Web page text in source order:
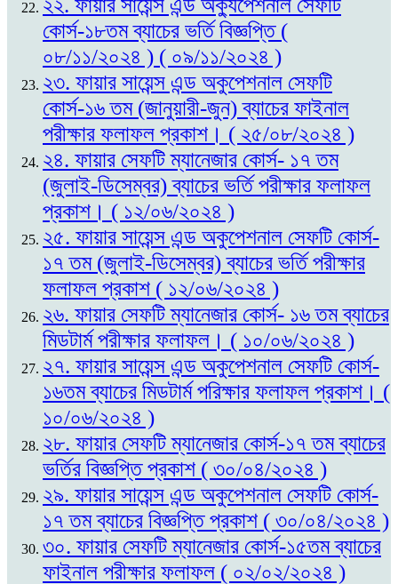
কোর্স-১৮তম ব্যাচের ভর্তি বিজ্ঞপ্তি (
০৮/১১/২০২৪ ) ( ০৯/১১/২০২৪ )
২৩. ফায়ার সায়েন্স এন্ড অকুপেশনাল সেফটি
কোর্স-১৬ তম (জানুয়ারী-জুন) ব্যাচের ফাইনাল
পরীক্ষার ফলাফল প্রকাশ। ( ২৫/০৮/২০২৪ )
২৪. ফায়ার সেফটি ম্যানেজার কোর্স- ১৭ তম
(জুলাই-ডিসেম্বর) ব্যাচের ভর্তি পরীক্ষার ফলাফল
প্রকাশ। ( ১২/০৬/২০২৪ )
২৫. ফায়ার সায়েন্স এন্ড অকুপেশনাল সেফটি কোর্স-
১৭ তম (জুলাই-ডিসেম্বর) ব্যাচের ভর্তি পরীক্ষার
ফলাফল প্রকাশ ( ১২/০৬/২০২৪ )
২৬. ফায়ার সেফটি ম্যানেজার কোর্স- ১৬ তম ব্যাচের
মিডটার্ম পরীক্ষার ফলাফল। ( ১০/০৬/২০২৪ )
২৭. ফায়ার সায়েন্স এন্ড অকুপেশনাল সেফটি কোর্স-
১৬তম ব্যাচের মিডটার্ম পরিক্ষার ফলাফল প্রকাশ। (
১০/০৬/২০২৪ )
২৮. ফায়ার সেফটি ম্যানেজার কোর্স-১৭ তম ব্যাচের
ভর্তির বিজ্ঞপ্তি প্রকাশ ( ৩০/০৪/২০২৪ )
২৯. ফায়ার সায়েন্স এন্ড অকুপেশনাল সেফটি কোর্স-
১৭ তম ব্যাচের বিজ্ঞপ্তি প্রকাশ ( ৩০/০৪/২০২৪ )
৩০. ফায়ার সেফটি ম্যানেজার কোর্স-১৫তম ব্যাচের
ফাইনাল পরীক্ষার ফলাফল ( ০২/০২/২০২৪ )